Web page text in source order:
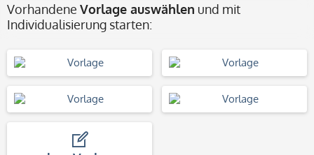
Vorhandene Vorlage auswählen und mit
Individualisierung starten: